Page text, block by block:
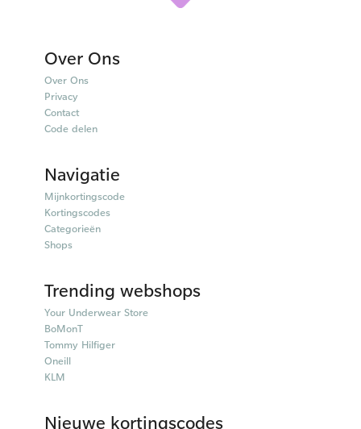
Over Ons
Over Ons
Privacy
Contact
Code delen
Navigatie
Mijnkortingscode
Kortingscodes
Categorieën
Shops
Trending webshops
Your Underwear Store
BoMonT
Tommy Hilfiger
Oneill
KLM
Nieuwe kortingscodes